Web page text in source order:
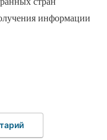
информации